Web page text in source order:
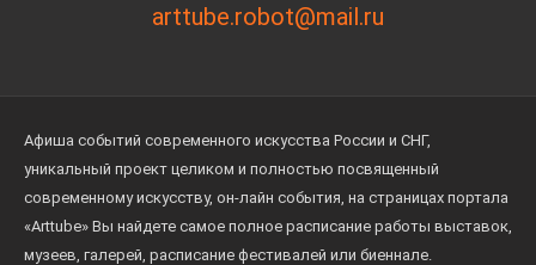
arttube.robot@mail.ru
Афиша событий современного искусства России и СНГ,
уникальный проект целиком и полностью посвященный
современному искусству, он-лайн события, на страницах портала
«Arttube» Вы найдете самое полное расписание работы выставок,
музеев, галерей, расписание фестивалей или биеннале.